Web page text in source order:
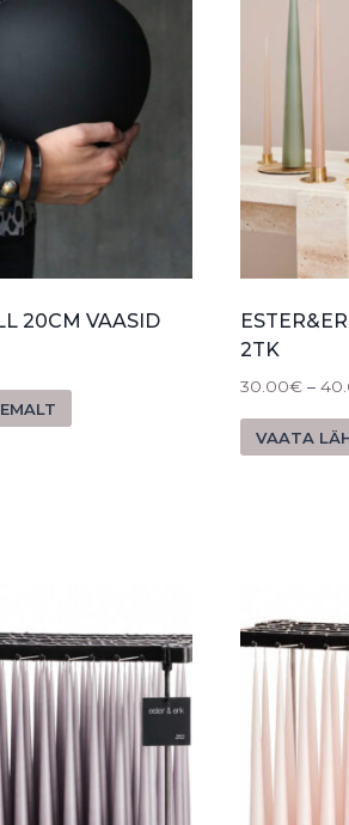
20CM VAASID
2TK
30.00€ –
VAATA